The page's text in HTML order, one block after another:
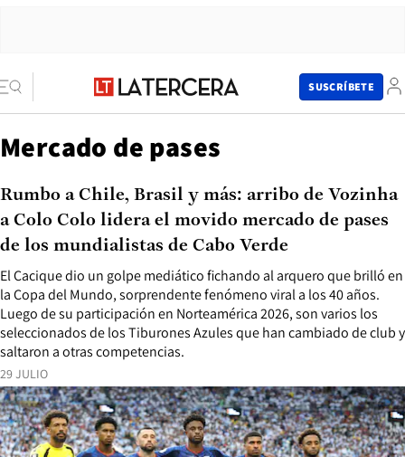
SUSCRÍBETE
Mercado de pases
29 JULIO
El Cacique dio un golpe mediático fichando al arquero que brilló en
la Copa del Mundo, sorprendente fenómeno viral a los 40 años.
Luego de su participación en Norteamérica 2026, son varios los
seleccionados de los Tiburones Azules que han cambiado de club y
saltaron a otras competencias.
Rumbo a Chile, Brasil y más: arribo de Vozinha
a Colo Colo lidera el movido mercado de pases
de los mundialistas de Cabo Verde